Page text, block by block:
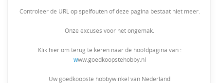
Controleer de URL op spelfouten of deze pagina bestaat niet meer.
Onze excuses voor het ongemak.
Klik hier om terug te keren naar de hoofdpagina van :
www.goedkoopstehobby.nl
Uw goedkoopste hobbywinkel van Nederland